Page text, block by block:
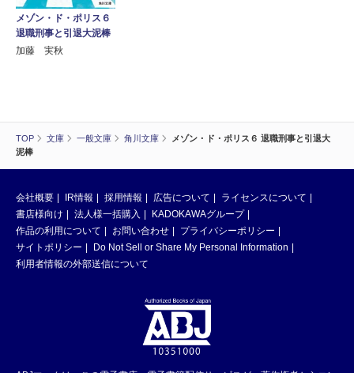
TOP 文庫 一般文庫 角川文庫
メゾン・ド・ポリス６ 退職刑事と引退大
泥棒
メゾン・ド・ポリス６
退職刑事と引退大泥棒
加藤 実秋
会社概要 IR情報 採用情報 広告について
ライセンスについて
書店様向け
法人様一括購入
KADOKAWAグループ
作品の利用について
お問い合わせ
プライバシーポリシー
サイトポリシー
Do Not Sell or Share My Personal Information
利用者情報の外部送信について